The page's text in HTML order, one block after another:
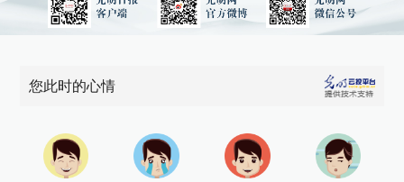
您此时的心情